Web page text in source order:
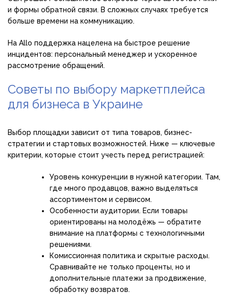
и формы обратной связи. В сложных случаях требуется
больше времени на коммуникацию.
На Allo поддержка нацелена на быстрое решение
инцидентов: персональный менеджер и ускоренное
рассмотрение обращений.
Советы по выбору маркетплейса
для бизнеса в Украине
Выбор площадки зависит от типа товаров, бизнес-
стратегии и стартовых возможностей. Ниже — ключевые
критерии, которые стоит учесть перед регистрацией:
Уровень конкуренции в нужной категории. Там,
где много продавцов, важно выделяться
ассортиментом и сервисом.
Особенности аудитории. Если товары
ориентированы на молодёжь — обратите
внимание на платформы с технологичными
решениями.
Комиссионная политика и скрытые расходы.
Сравнивайте не только проценты, но и
дополнительные платежи за продвижение,
обработку возвратов.